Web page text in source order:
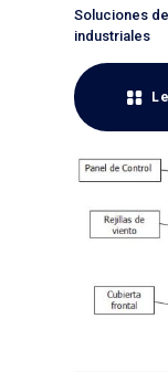
Soluciones
industriales